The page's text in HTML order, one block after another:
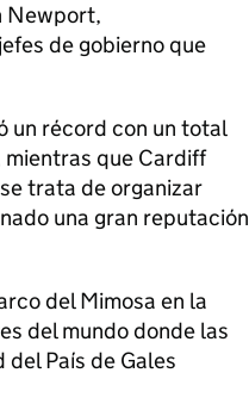
Newport,
de gobierno que
un récord con un total
mientras que Cardiff
trata de organizar
una gran reputación
del Mimosa en la
del mundo donde las
País de Gales